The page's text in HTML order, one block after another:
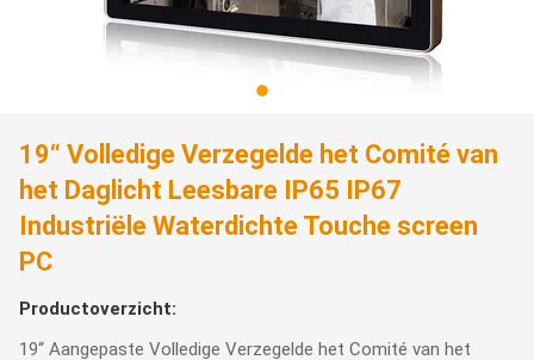
19“ Volledige Verzegelde het Comité van
het Daglicht Leesbare IP65 IP67
Industriële Waterdichte Touche screen
PC
Productoverzicht:
19“ Aangepaste Volledige Verzegelde het Comité van het